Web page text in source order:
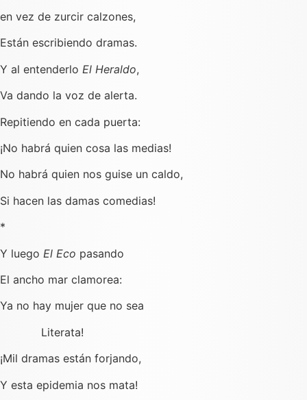
en vez de zurcir calzones,
Están escribiendo dramas.
Y al entenderlo El Heraldo,
Va dando la voz de alerta.
Repitiendo en cada puerta:
¡No habrá quien cosa las medias!
No habrá quien nos guise un caldo,
Si hacen las damas comedias!
*
Y luego El Eco pasando
El ancho mar clamorea:
Ya no hay mujer que no sea
Literata!
¡Mil dramas están forjando,
Y esta epidemia nos mata!